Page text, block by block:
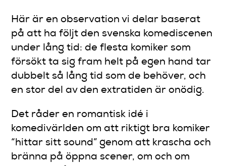
Här är en observation vi delar baserat
på att ha följt den svenska komediscenen
under lång tid: de flesta komiker som
försökt ta sig fram helt på egen hand tar
dubbelt så lång tid som de behöver, och
en stor del av den extratiden är onödig.
Det råder en romantisk idé i
komedivärlden om att riktigt bra komiker
“hittar sitt sound” genom att krascha och
bränna på öppna scener, om och om